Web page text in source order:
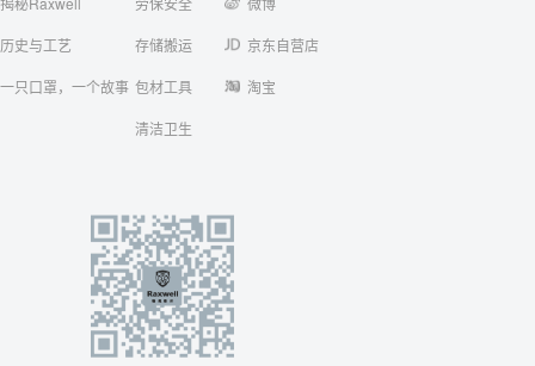
历史与工艺
一只口罩，一个故事
存储搬运
包材工具
清洁卫生
京东自营店
淘宝